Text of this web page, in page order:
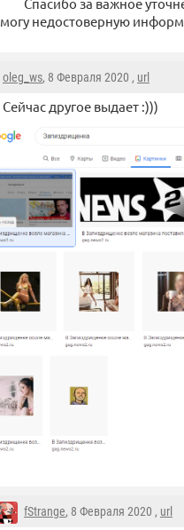
могу недостоверную
oleg_ws, 8 Февраля 2020 , url
Сейчас другое выдает :)))
fStrange, 8 Февраля 2020 , url